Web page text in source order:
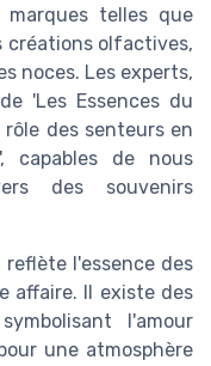
telles que
créations olfactives,
noces. Les experts,
'Les Essences du
des senteurs en
capables de nous
des souvenirs
reflète l'essence des
affaire. Il existe des
l'amour
une atmosphère